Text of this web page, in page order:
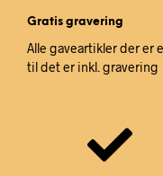
Gratis gravering
Alle gaveartikler der er
til det er inkl. gravering